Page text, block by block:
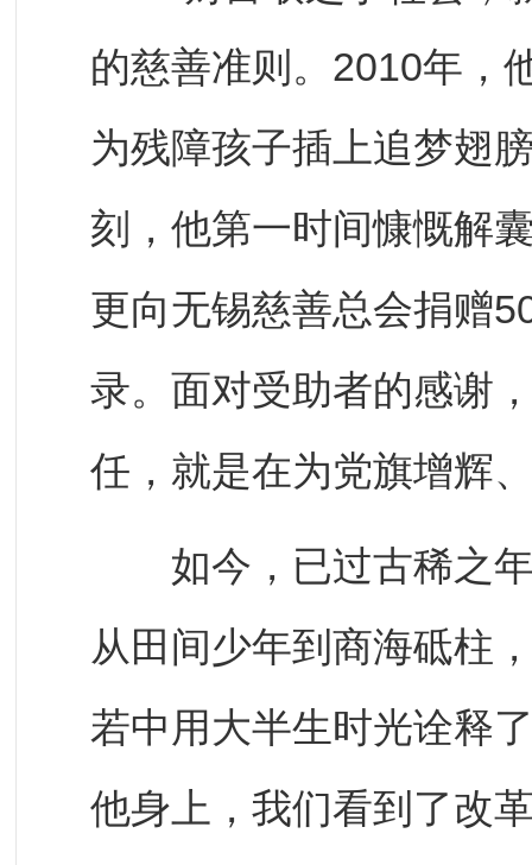
的慈善准则。2010年，
为残障孩子插上追梦翅
刻，他第一时间慷慨解
更向无锡慈善总会捐赠
录。面对受助者的感谢
任，就是在为党旗增辉
如今，已过古稀之年
从田间少年到商海砥柱
若中用大半生时光诠释
他身上，我们看到了改